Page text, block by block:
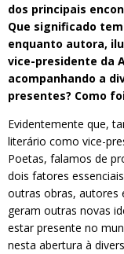
dos principais
Que significado
enquanto autora,
vice-presidente da
acompanhando a
presentes? Como
Evidentemente que,
literário como vice-
Poetas, falamos de
dois fatores
outras obras, autores
geram outras novas
estar presente no
nesta abertura à